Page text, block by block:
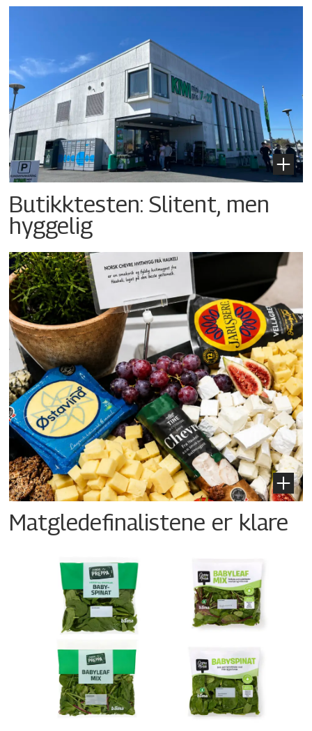
Butikktesten: Slitent, men
hyggelig
Matgledefinalistene er klare